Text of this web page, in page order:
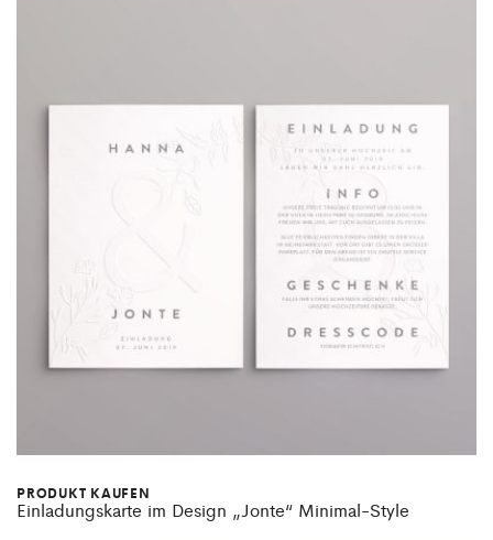
PRODUKT KAUFEN
Einladungskarte im Design „Jonte“ Minimal-Style